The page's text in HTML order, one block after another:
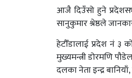
आजै दिउँसो हुने
सानुकुमार श्रेष्ठले
हेटौँडालाई प्रदेश नं ३
मुख्यमन्त्री डोरमणि
दलका नेता इन्द्र